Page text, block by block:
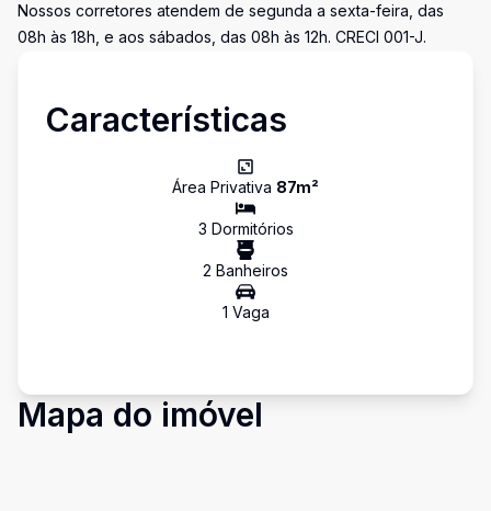
Nossos corretores atendem de segunda a sexta-feira, das
08h às 18h, e aos sábados, das 08h às 12h. CRECI 001-J.
Características
Área Privativa 87m²
3 Dormitórios
2 Banheiros
1 Vaga
Mapa do imóvel